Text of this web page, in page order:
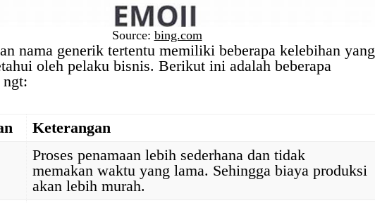
Source: bing.com
nama generik tertentu memiliki beberapa kelebihan yang
oleh pelaku bisnis. Berikut ini adalah beberapa
Keterangan
Proses penamaan lebih sederhana dan tidak
memakan waktu yang lama. Sehingga biaya produksi
akan lebih murah.